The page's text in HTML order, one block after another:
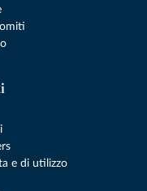
e di utilizzo